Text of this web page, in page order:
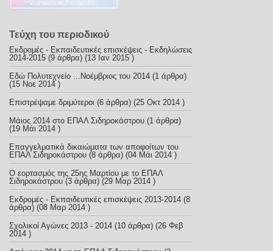
Τεύχη του περιοδικού
Εκδρομές - Εκπαιδευτικές επισκέψεις - Εκδηλώσεις
2014-2015 (9 άρθρα) (13 Ιαν 2015 )
Εδώ Πολυτεχνείο ...Νοέμβριος του 2014 (1 άρθρα)
(15 Νοε 2014 )
Επιστρέψαμε δριμύτεροι (6 άρθρα) (25 Οκτ 2014 )
Μάιος 2014 στο ΕΠΑΛ Σιδηροκάστρου (1 άρθρα)
(19 Μάι 2014 )
Επαγγελματικά δικαιώματα των αποφοίτων του
ΕΠΑΛ Σιδηροκάστρου (8 άρθρα) (04 Μάι 2014 )
Ο εορτασμός της 25ης Μαρτίου με το ΕΠΑΛ
Σιδηροκάστρου (3 άρθρα) (29 Μαρ 2014 )
Εκδρομές - Εκπαιδευτικές επισκέψεις 2013-2014 (8
άρθρα) (08 Μαρ 2014 )
Σχολικοί Αγώνες 2013 - 2014 (10 άρθρα) (26 Φεβ
2014 )